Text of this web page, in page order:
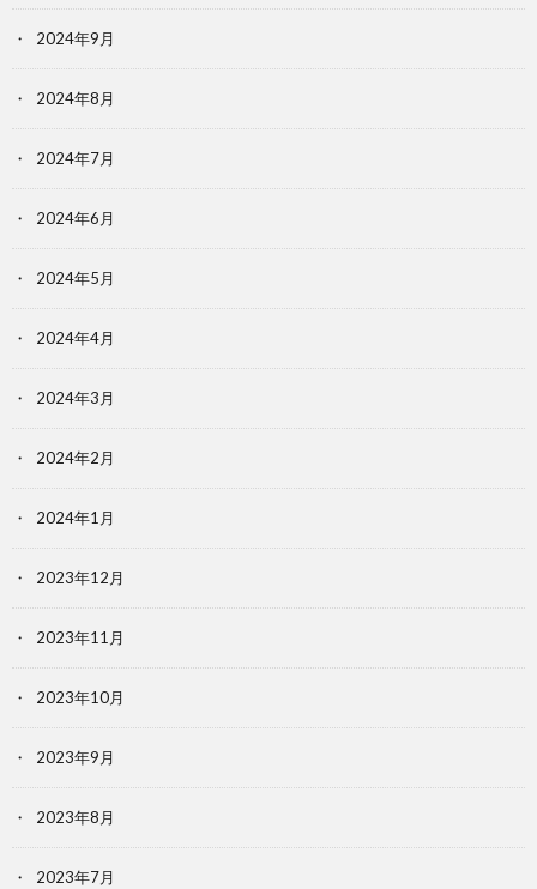
2024年9月
2024年8月
2024年7月
2024年6月
2024年5月
2024年4月
2024年3月
2024年2月
2024年1月
2023年12月
2023年11月
2023年10月
2023年9月
2023年8月
2023年7月